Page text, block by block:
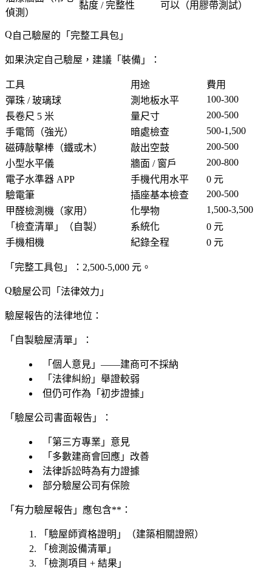
偵測）
黏度 / 完整性 可以（用膠帶測試）
自己驗屋的「 完整工具包 」
如果決定自己驗屋，建議「裝備」：
工具 用途
費用
彈珠 / 玻璃球
測地板水平
100-300
長卷尺 5 米
量尺寸
200-500
手電筒 （強光） 暗處檢查
500-1,500
磁磚敲擊棒 （鐵或木） 敲出空鼓
200-500
小型水平儀
牆面 / 窗戶
200-800
電子水準器 APP
手機代用水平
0 元
驗電筆
插座基本檢查
200-500
甲醛檢測機 （家用） 化學物
1,500-3,500
「檢查清單」（自製）
系統化
0 元
手機相機
紀錄全程 0 元
「完整工具包」：2,500-5,000 元。
驗屋公司「法律效力」
驗屋報告的法律地位：
「自製驗屋清單」：
「個人意見」——建商可不採納
「法律糾紛」舉證較弱
但仍可作為「初步證據」
「驗屋公司書面報告」：
「第三方專業」意見
「多數建商會回應」改善
法律訴訟時為有力證據
部分驗屋公司 有保險
「有力驗屋報告」應包含**：
「驗屋師資格證明」（建築相關證照）
「檢測設備清單」
「檢測項目 + 結果」